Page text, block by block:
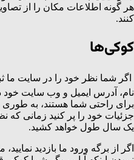
هر گونه اطلاعات مکان را از
کنند.
کوکی‌ها
اگر شما نظر خود را در سایت ما
نام، آدرس ایمیل و وب سایت خود
برای راحتی شما هستند، به طوری
جزئیات خود را پر کنید زمانی که
یک سال طول خواهد کشید.
اگر از برگه ورود ما بازدید